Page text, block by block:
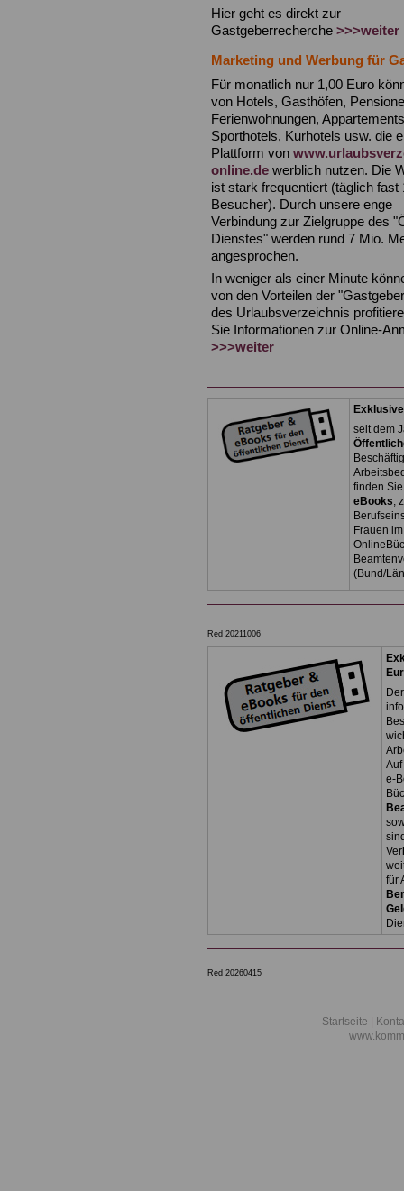
Hier geht es direkt zur
Gastgeberrecherche >>>weiter
Marketing und Werbung für
Für monatlich nur 1,00 Euro
von Hotels, Gasthöfen,
Ferienwohnungen,
Sporthotels, Kurhotels usw. die
Plattform von
online.de werblich nutzen. Die
ist stark frequentiert (täglich fast
Besucher). Durch unsere enge
Verbindung zur Zielgruppe des
Dienstes" werden rund 7 Mio.
angesprochen.
In weniger als einer Minute
von den Vorteilen der
des Urlaubsverzeichnis
Sie Informationen zur Online-
>>>weiter
seit dem
finden
eBooks,
Frauen
(Bund/
Red 20211006
e-
Ver
für
Red 20260415
Startseite